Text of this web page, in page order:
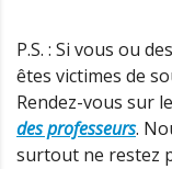
P.S. : Si vous ou
êtes victimes de
Rendez-vous sur
des professeurs.
surtout ne restez